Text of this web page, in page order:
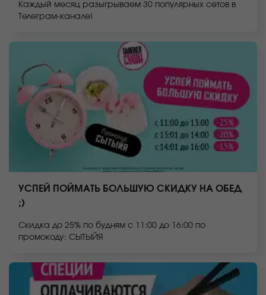
Каждый месяц разыгрываем 30 популярных сетов в
Телеграм-канале!
УСПЕЙ ПОЙМАТЬ БОЛЬШУЮ СКИДКУ НА ОБЕД
;)
Скидка до 25% по будням с 11:00 до 16:00 по
промокоду: СЫТЫЙЯ